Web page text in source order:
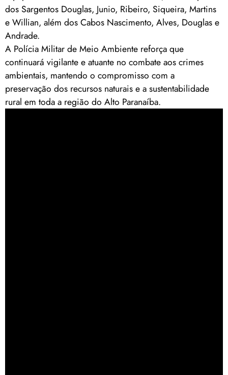
dos Sargentos Douglas, Junio, Ribeiro, Siqueira, Martins
e Willian, além dos Cabos Nascimento, Alves, Douglas e
Andrade.
A Polícia Militar de Meio Ambiente reforça que
continuará vigilante e atuante no combate aos crimes
ambientais, mantendo o compromisso com a
preservação dos recursos naturais e a sustentabilidade
rural em toda a região do Alto Paranaíba.